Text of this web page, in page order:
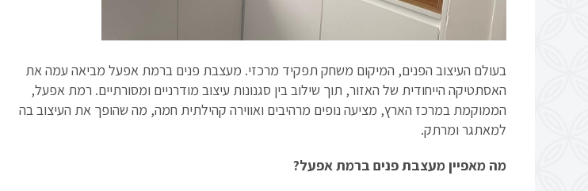
בעולם העיצוב הפנים, המיקום משחק תפקיד מרכזי. מעצבת פנים ברמת אפעל מביאה עמה את
האסתטיקה הייחודית של האזור, תוך שילוב בין סגנונות עיצוב מודרניים ומסורתיים. רמת אפעל,
הממוקמת במרכז הארץ, מציעה נופים מרהיבים ואווירה קהילתית חמה, מה שהופך את העיצוב בה
למאתגר ומרתק.
מה מאפיין מעצבת פנים ברמת אפעל?